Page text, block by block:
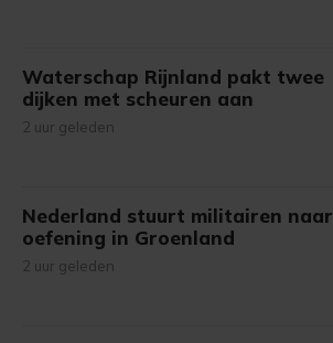
Waterschap Rijnland pakt twee
dijken met scheuren aan
2 uur geleden
Nederland stuurt militairen naar
oefening in Groenland
2 uur geleden